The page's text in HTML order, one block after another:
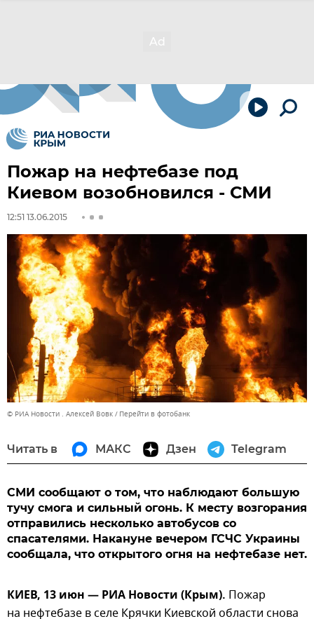
Пожар на нефтебазе под
Киевом возобновился - СМИ
12:51 13.06.2015
© РИА Новости . Алексей Вовк Перейти в фотобанк
Читать в МАКС Дзен Telegram
СМИ сообщают о том, что наблюдают большую
тучу смога и сильный огонь. К месту возгорания
отправились несколько автобусов со
спасателями. Накануне вечером ГСЧС Украины
сообщала, что открытого огня на нефтебазе нет.
КИЕВ, 13 июн — РИА Новости (Крым). Пожар
на нефтебазе в селе Крячки Киевской области снова